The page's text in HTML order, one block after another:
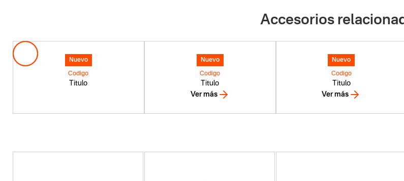
Accesorios
Nuevo
Titulo
Codigo
Nuevo
Titulo
Codigo
Ver más
Nuevo
Titulo
Codigo
Ver más